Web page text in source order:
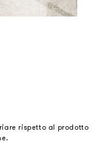
rispetto al prodotto